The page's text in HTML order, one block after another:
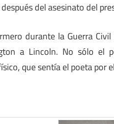
del asesinato del
durante la Guerra
a Lincoln. No sólo el
que sentía el poeta por